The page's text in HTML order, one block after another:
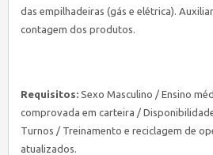
das empilhadeiras (gás e elétrica).
contagem dos produtos.
Requisitos: Sexo Masculino / Ensino
comprovada em carteira /
Turnos / Treinamento e reciclagem de
atualizados.